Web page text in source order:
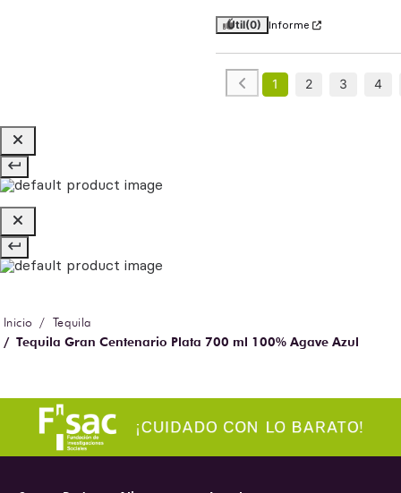
Útil(0) Informe
1 2 3 4
Tequila
Tequila Gran Centenario Plata 700 ml 100% Agave Azul